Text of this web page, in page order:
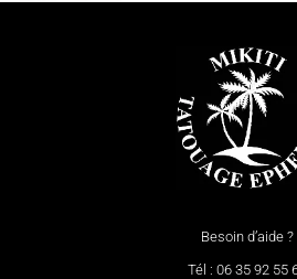
Besoin d’aide ?
Tél : 06 35 92 55